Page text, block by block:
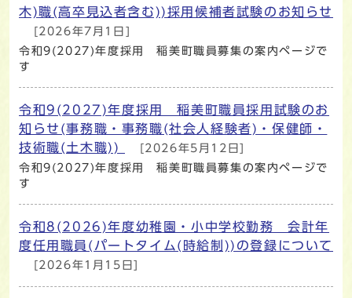
木)職(高卒見込者含む))採用候補者試験のお知らせ
[2026年7月1日]
令和9(2027)年度採用 稲美町職員募集の案内ページで
す
令和9(2027)年度採用 稲美町職員採用試験のお
知らせ(事務職・事務職(社会人経験者)・保健師・
技術職(土木職))
[2026年5月12日]
令和9(2027)年度採用 稲美町職員募集の案内ページで
す
令和8(2026)年度幼稚園・小中学校勤務 会計年
度任用職員(パートタイム(時給制))の登録について
[2026年1月15日]